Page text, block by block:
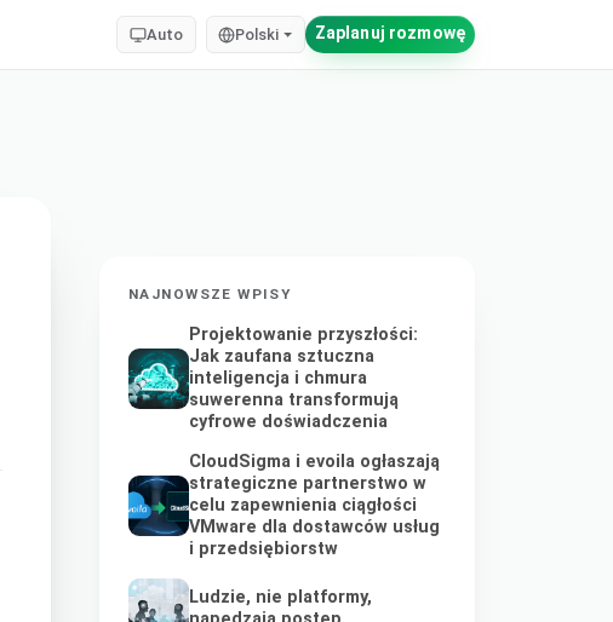
Auto Polski Zaplanuj rozmowę
NAJNOWSZE WPISY
Projektowanie przyszłości:
Jak zaufana sztuczna
inteligencja i chmura
suwerenna transformują
cyfrowe doświadczenia
CloudSigma i evoila ogłaszają
strategiczne partnerstwo w
celu zapewnienia ciągłości
VMware dla dostawców usług
i przedsiębiorstw
Ludzie, nie platformy,